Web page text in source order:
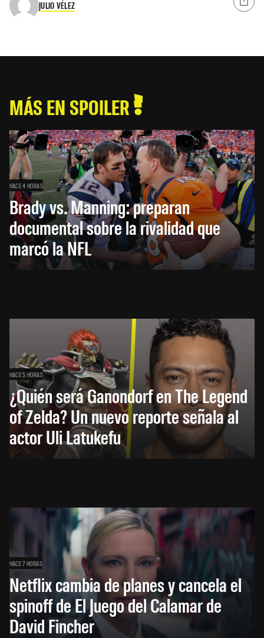
JULIO VÉLEZ
MÁS EN SPOILER
HACE 4 HORAS
Brady vs. Manning: preparan
documental sobre la rivalidad que
marcó la NFL
HACE 5 HORAS
¿Quién será Ganondorf en The Legend
of Zelda? Un nuevo reporte señala al
actor Uli Latukefu
HACE 7 HORAS
Netflix cambia de planes y cancela el
spinoff de El Juego del Calamar de
David Fincher